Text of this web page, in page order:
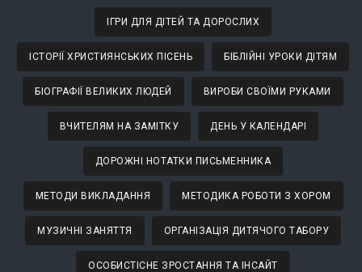
ІГРИ ДЛЯ ДІТЕЙ ТА ДОРОСЛИХ
ІСТОРІЇ ХРИСТИЯНСЬКИХ ПІСЕНЬ БІБЛІЙНІ УРОКИ ДІТЯМ
БІОГРАФІЇ ВЕЛИКИХ ЛЮДЕЙ ВИРОБИ СВОЇМИ РУКАМИ
ВЧИТЕЛЯМ НА ЗАМІТКУ ДЕНЬ У КАЛЕНДАРІ
ДОРОЖНІ НОТАТКИ ПИСЬМЕННИКА
МЕТОДИ ВИКЛАДАННЯ МЕТОДИКА РОБОТИ З ХОРОМ
МУЗИЧНІ ЗАНЯТТЯ ОРГАНІЗАЦІЯ ДИТЯЧОГО ТАБОРУ
ОСОБИСТІСНЕ ЗРОСТАННЯ ТА ІНСАЙТ